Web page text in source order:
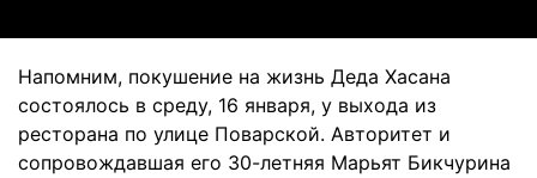
Напомним, покушение на жизнь Деда Хасана
состоялось в среду, 16 января, у выхода из
ресторана по улице Поварской. Авторитет и
сопровождавшая его 30-летняя Марьят Бикчурина